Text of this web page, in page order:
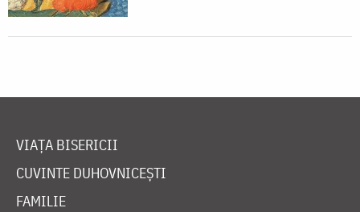
VIAȚA BISERICII
CUVINTE DUHOVNICEȘTI
FAMILIE